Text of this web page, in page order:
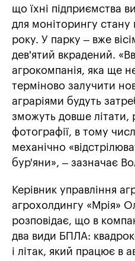
що їхні підприємства
для моніторингу стану
року. У парку – вже
дев'ятий вкрадений.
агрокомпанія, яка ще
терміново залучити
аграріями будуть
зможуть довше літати,
фотографії, в тому
механічно
бур'яни», – зазначає
Керівник управління
агрохолдингу «Мрія»
розповідає, що в
два види БПЛА:
і літак, який працює в